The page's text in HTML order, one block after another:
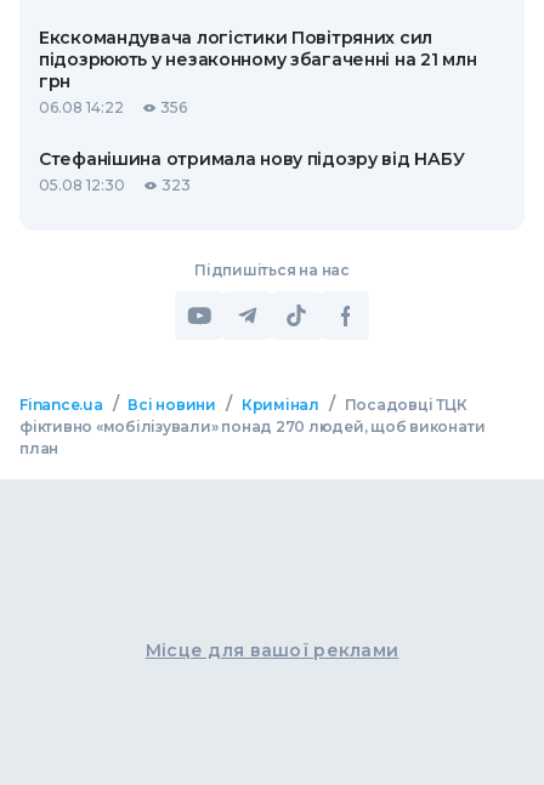
Екскомандувача логістики Повітряних сил
підозрюють у незаконному збагаченні на 21 млн
грн
06.08 14:22 356
Стефанішина отримала нову підозру від НАБУ
05.08 12:30 323
Підпишіться на нас
Finance.ua / Всі новини / Кримінал /
Посадовці ТЦК
фіктивно «мобілізували» понад 270 людей, щоб виконати
план
Місце для вашої реклами